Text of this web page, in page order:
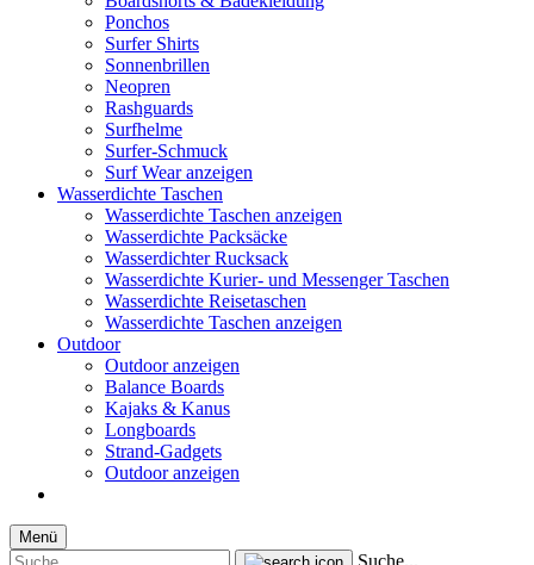
Ponchos
Surfer Shirts
Sonnenbrillen
Neopren
Rashguards
Surfhelme
Surfer-Schmuck
Surf Wear anzeigen
Wasserdichte Taschen
Wasserdichte Taschen anzeigen
Wasserdichte Packsäcke
Wasserdichter Rucksack
Wasserdichte Kurier- und Messenger Taschen
Wasserdichte Reisetaschen
Wasserdichte Taschen anzeigen
Outdoor
Outdoor anzeigen
Balance Boards
Kajaks & Kanus
Longboards
Strand-Gadgets
Outdoor anzeigen
Menü
Suche...